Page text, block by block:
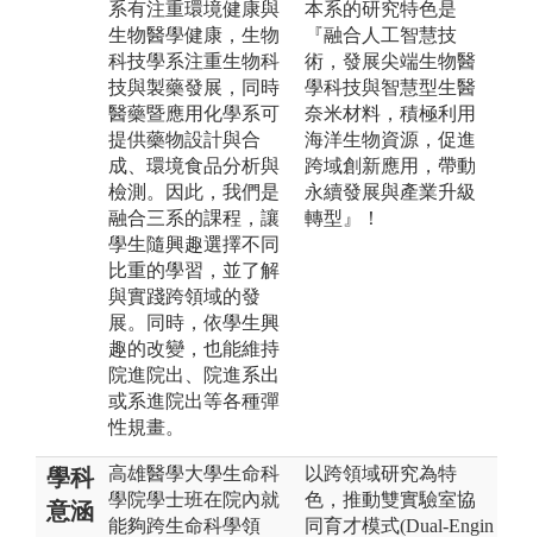
系有注重環境健康與
生物醫學健康，生物
科技學系注重生物科
技與製藥發展，同時
醫藥暨應用化學系可
提供藥物設計與合
成、環境食品分析與
檢測。因此，我們是
融合三系的課程，讓
學生隨興趣選擇不同
比重的學習，並了解
與實踐跨領域的發
展。同時，依學生興
趣的改變，也能維持
院進院出、院進系出
或系進院出等各種彈
性規畫。
本系的研究特色是
『融合人工智慧技
術，發展尖端生物醫
學科技與智慧型生醫
奈米材料，積極利用
海洋生物資源，促進
跨域創新應用，帶動
永續發展與產業升級
轉型』！
學科
意涵
高雄醫學大學生命科
學院學士班在院內就
能夠跨生命科學領
以跨領域研究為特
色，推動雙實驗室協
同育才模式(Dual-Engin